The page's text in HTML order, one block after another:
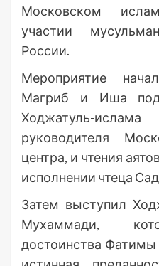
Московском
участии
России.
Мероприятие
Магриб и Иша под
Ходжатуль-
руководителя
центра, и чтения
исполнении чтеца
Затем выступил
Мухаммади,
достоинства Фатимы